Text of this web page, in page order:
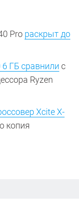
Pro раскрыт до
6 ГБ сравнили с
Ryzen
Xcite X-
копия